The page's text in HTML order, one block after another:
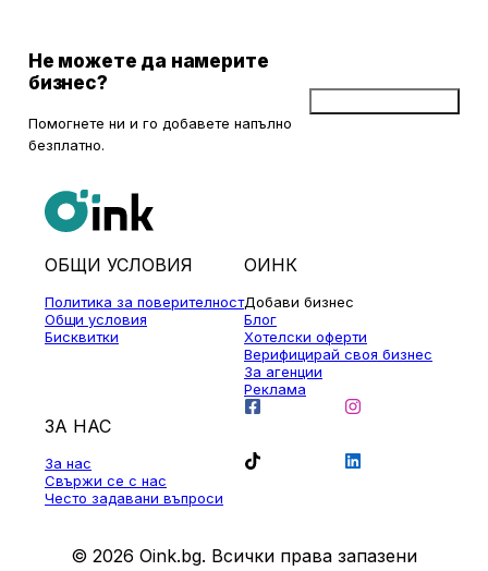
Не можете да намерите
бизнес?
Помогнете ни и го добавете напълно
безплатно.
ОБЩИ УСЛОВИЯ
Политика за поверителност
Общи условия
Бисквитки
ОИНК
Добави бизнес
Блог
Хотелски оферти
Верифицирай своя бизнес
За агенции
Реклама
ЗА НАС
За нас
Свържи се с нас
Често задавани въпроси
© 2026 Oink.bg. Всички права запазени